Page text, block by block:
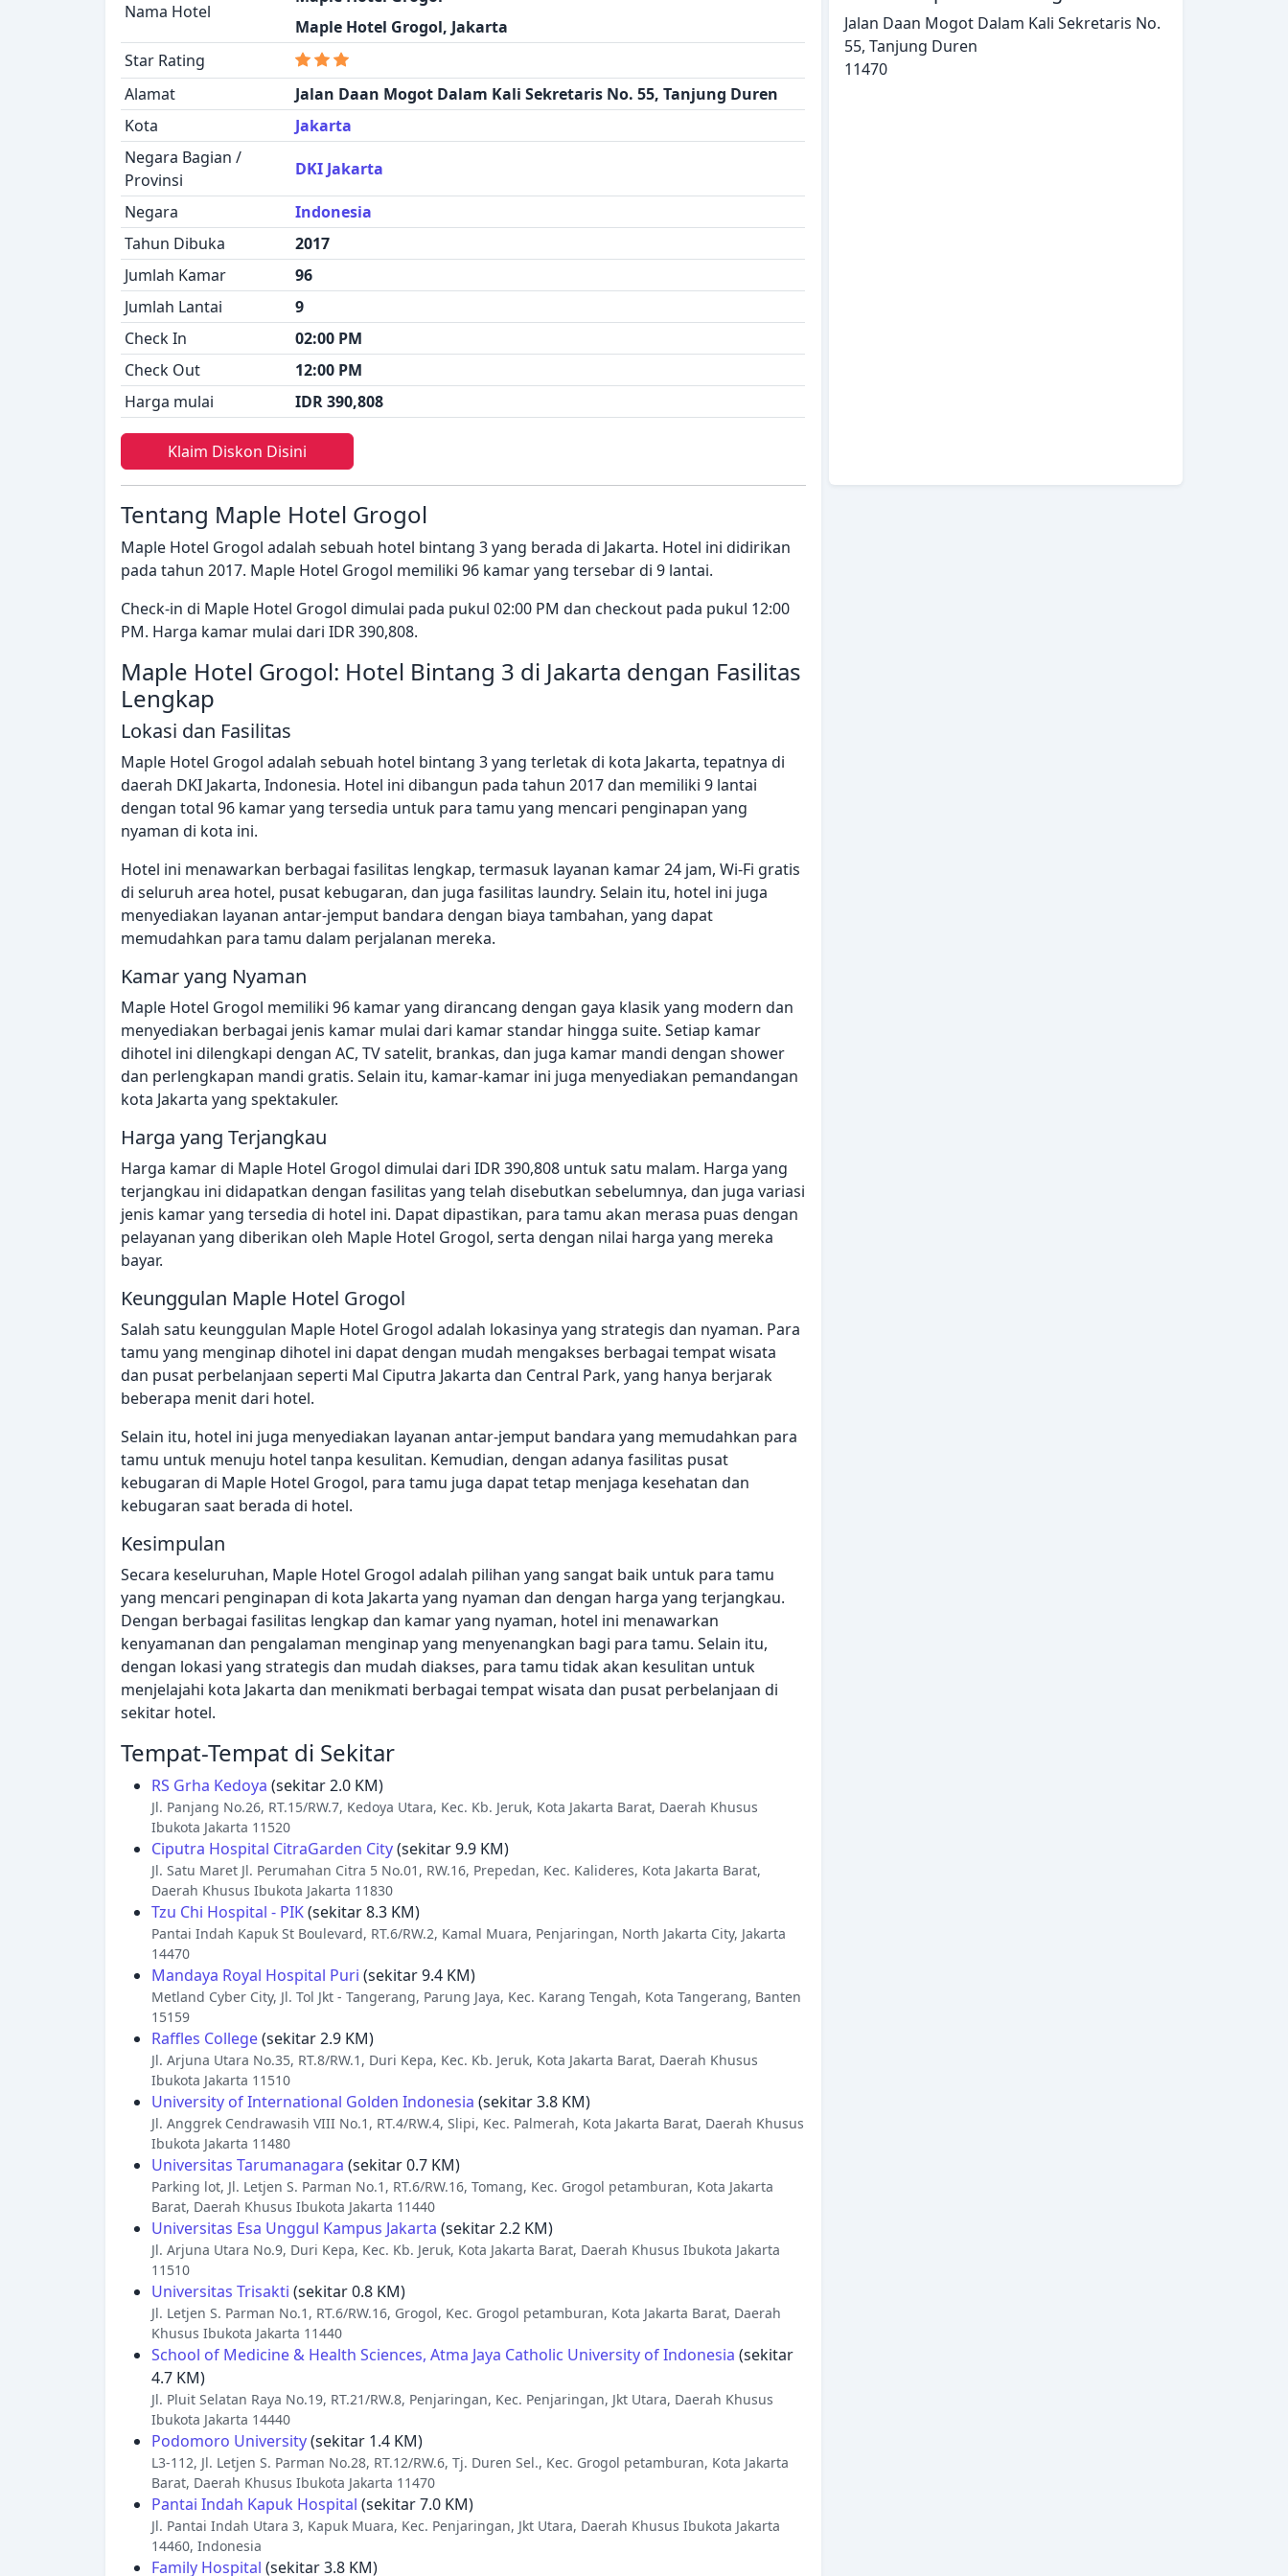
Nama Hotel
Maple Hotel Grogol, Jakarta
Star Rating
Alamat
Jalan Daan Mogot Dalam Kali Sekretaris No. 55, Tanjung Duren
Kota
Jakarta
Negara Bagian /
Provinsi
DKI Jakarta
Negara
Indonesia
Tahun Dibuka
2017
Jumlah Kamar
96
Jumlah Lantai
9
Check In
02:00 PM
Check Out
12:00 PM
Harga mulai
IDR 390,808
Klaim Diskon Disini
Tentang Maple Hotel Grogol
Maple Hotel Grogol adalah sebuah hotel bintang 3 yang berada di Jakarta. Hotel ini didirikan
pada tahun 2017. Maple Hotel Grogol memiliki 96 kamar yang tersebar di 9 lantai.
Check-in di Maple Hotel Grogol dimulai pada pukul 02:00 PM dan checkout pada pukul 12:00
PM. Harga kamar mulai dari IDR 390,808.
Maple Hotel Grogol: Hotel Bintang 3 di Jakarta dengan Fasilitas
Lengkap
Lokasi dan Fasilitas
Maple Hotel Grogol adalah sebuah hotel bintang 3 yang terletak di kota Jakarta, tepatnya di
daerah DKI Jakarta, Indonesia. Hotel ini dibangun pada tahun 2017 dan memiliki 9 lantai
dengan total 96 kamar yang tersedia untuk para tamu yang mencari penginapan yang
nyaman di kota ini.
Hotel ini menawarkan berbagai fasilitas lengkap, termasuk layanan kamar 24 jam, Wi-Fi gratis
di seluruh area hotel, pusat kebugaran, dan juga fasilitas laundry. Selain itu, hotel ini juga
menyediakan layanan antar-jemput bandara dengan biaya tambahan, yang dapat
memudahkan para tamu dalam perjalanan mereka.
Kamar yang Nyaman
Maple Hotel Grogol memiliki 96 kamar yang dirancang dengan gaya klasik yang modern dan
menyediakan berbagai jenis kamar mulai dari kamar standar hingga suite. Setiap kamar
dihotel ini dilengkapi dengan AC, TV satelit, brankas, dan juga kamar mandi dengan shower
dan perlengkapan mandi gratis. Selain itu, kamar-kamar ini juga menyediakan pemandangan
kota Jakarta yang spektakuler.
Harga yang Terjangkau
Harga kamar di Maple Hotel Grogol dimulai dari IDR 390,808 untuk satu malam. Harga yang
terjangkau ini didapatkan dengan fasilitas yang telah disebutkan sebelumnya, dan juga variasi
jenis kamar yang tersedia di hotel ini. Dapat dipastikan, para tamu akan merasa puas dengan
pelayanan yang diberikan oleh Maple Hotel Grogol, serta dengan nilai harga yang mereka
bayar.
Keunggulan Maple Hotel Grogol
Salah satu keunggulan Maple Hotel Grogol adalah lokasinya yang strategis dan nyaman. Para
tamu yang menginap dihotel ini dapat dengan mudah mengakses berbagai tempat wisata
dan pusat perbelanjaan seperti Mal Ciputra Jakarta dan Central Park, yang hanya berjarak
beberapa menit dari hotel.
Selain itu, hotel ini juga menyediakan layanan antar-jemput bandara yang memudahkan para
tamu untuk menuju hotel tanpa kesulitan. Kemudian, dengan adanya fasilitas pusat
kebugaran di Maple Hotel Grogol, para tamu juga dapat tetap menjaga kesehatan dan
kebugaran saat berada di hotel.
Kesimpulan
Secara keseluruhan, Maple Hotel Grogol adalah pilihan yang sangat baik untuk para tamu
yang mencari penginapan di kota Jakarta yang nyaman dan dengan harga yang terjangkau.
Dengan berbagai fasilitas lengkap dan kamar yang nyaman, hotel ini menawarkan
kenyamanan dan pengalaman menginap yang menyenangkan bagi para tamu. Selain itu,
dengan lokasi yang strategis dan mudah diakses, para tamu tidak akan kesulitan untuk
menjelajahi kota Jakarta dan menikmati berbagai tempat wisata dan pusat perbelanjaan di
sekitar hotel.
Tempat-Tempat di Sekitar
RS Grha Kedoya (sekitar 2.0 KM)
Jl. Panjang No.26, RT.15/RW.7, Kedoya Utara, Kec. Kb. Jeruk, Kota Jakarta Barat, Daerah Khusus
Ibukota Jakarta 11520
Ciputra Hospital CitraGarden City(sekitar 9.9 KM)
Jl. Satu Maret Jl. Perumahan Citra 5 No.01, RW.16, Prepedan, Kec. Kalideres, Kota Jakarta Barat,
Daerah Khusus Ibukota Jakarta 11830
Tzu Chi Hospital - PIK(sekitar 8.3 KM)
Pantai Indah Kapuk St Boulevard, RT.6/RW.2, Kamal Muara, Penjaringan, North Jakarta City, Jakarta
14470
Mandaya Royal Hospital Puri (sekitar 9.4 KM)
Metland Cyber City, Jl. Tol Jkt - Tangerang, Parung Jaya, Kec. Karang Tengah, Kota Tangerang, Banten
15159
Raffles College(sekitar 2.9 KM)
Jl. Arjuna Utara No.35, RT.8/RW.1, Duri Kepa, Kec. Kb. Jeruk, Kota Jakarta Barat, Daerah Khusus
Ibukota Jakarta 11510
University of International Golden Indonesia (sekitar 3.8 KM)
Jl. Anggrek Cendrawasih VIII No.1, RT.4/RW.4, Slipi, Kec. Palmerah, Kota Jakarta Barat, Daerah Khusus
Ibukota Jakarta 11480
Universitas Tarumanagara (sekitar 0.7 KM)
Parking lot, Jl. Letjen S. Parman No.1, RT.6/RW.16, Tomang, Kec. Grogol petamburan, Kota Jakarta
Barat, Daerah Khusus Ibukota Jakarta 11440
Universitas Esa Unggul Kampus Jakarta (sekitar 2.2 KM)
Jl. Arjuna Utara No.9, Duri Kepa, Kec. Kb. Jeruk, Kota Jakarta Barat, Daerah Khusus Ibukota Jakarta
11510
Universitas Trisakti (sekitar 0.8 KM)
Jl. Letjen S. Parman No.1, RT.6/RW.16, Grogol, Kec. Grogol petamburan, Kota Jakarta Barat, Daerah
Khusus Ibukota Jakarta 11440
School of Medicine & Health Sciences, Atma Jaya Catholic University of Indonesia (sekitar
4.7 KM)
Jl. Pluit Selatan Raya No.19, RT.21/RW.8, Penjaringan, Kec. Penjaringan, Jkt Utara, Daerah Khusus
Ibukota Jakarta 14440
Podomoro University(sekitar 1.4 KM)
L3-112, Jl. Letjen S. Parman No.28, RT.12/RW.6, Tj. Duren Sel., Kec. Grogol petamburan, Kota Jakarta
Barat, Daerah Khusus Ibukota Jakarta 11470
Pantai Indah Kapuk Hospital (sekitar 7.0 KM)
Jl. Pantai Indah Utara 3, Kapuk Muara, Kec. Penjaringan, Jkt Utara, Daerah Khusus Ibukota Jakarta
14460, Indonesia
Family Hospital (sekitar 3.8 KM)
Jalan Daan Mogot Dalam Kali Sekretaris No.
55, Tanjung Duren
11470